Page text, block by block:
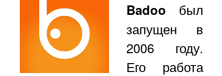
Badoo был
запущен в
2006 году.
Его работа